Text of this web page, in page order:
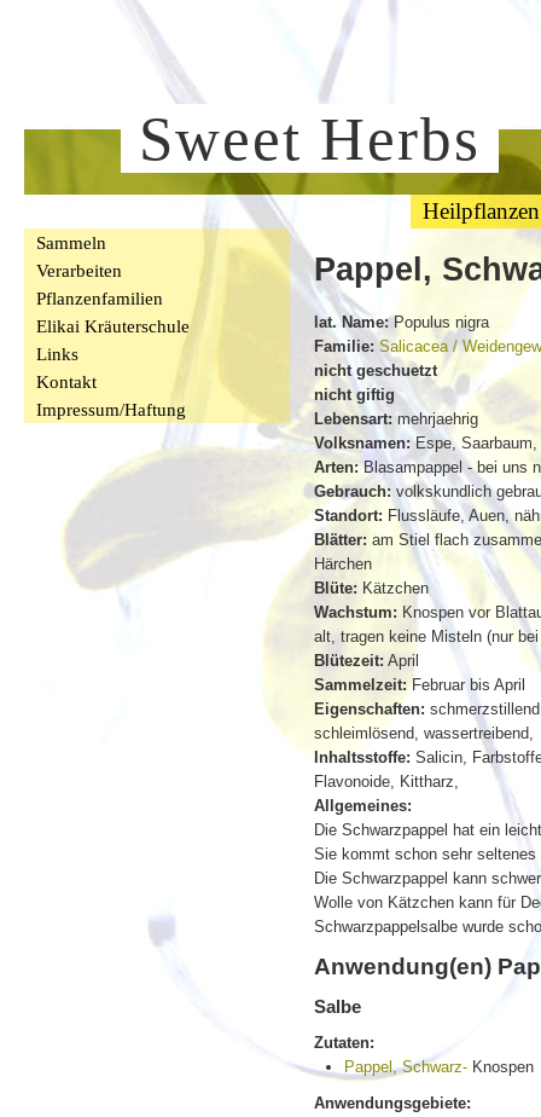
Sweet Herbs
Heilpflanzen
Sammeln
Verarbeiten
Pflanzenfamilien
Elikai Kräuterschule
Links
Kontakt
Impressum/Haftung
Pappel,
lat. Name:Populus nigra
Familie: Salicacea /
nicht geschuetzt
nicht giftig
Lebensart: mehrjaehrig
Volksnamen:Espe, Saarbaum,
Arten:Blasampappel - bei uns
Gebrauch: volkskundlich
Standort: Flussläufe, Auen,
Blätter: am Stiel flach
Härchen
Blüte: Kätzchen
Wachstum: Knospen vor
alt, tragen keine Misteln (nur
Blütezeit: April
Sammelzeit: Februar bis April
Eigenschaften:
schleimlösend, wassertreibend,
Inhaltsstoffe: Salicin,
Flavonoide, Kittharz,
Allgemeines:
Die Schwarzpappel hat ein
Sie kommt schon sehr seltenes
Die Schwarzpappel kann
Wolle von Kätzchen kann für
Schwarzpappelsalbe wurde
Anwendung(en)
Salbe
Zutaten:
Pappel, Schwarz- Knospen
Anwendungsgebiete: